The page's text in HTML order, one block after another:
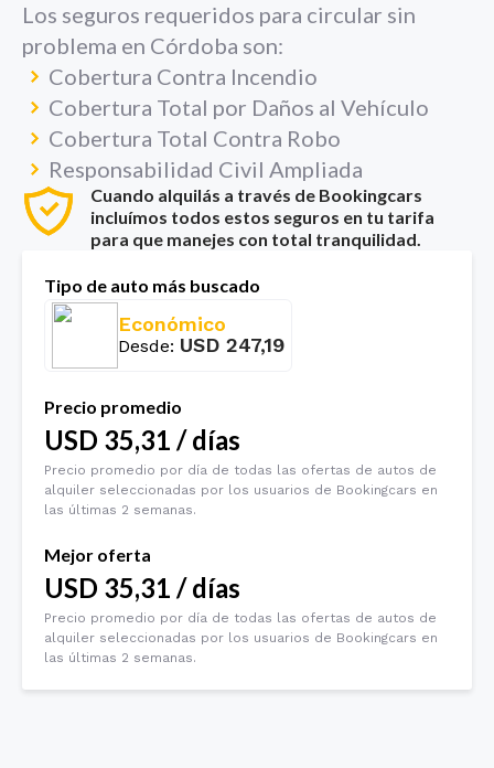
Los seguros requeridos para circular sin
problema en Córdoba son:
Cobertura Contra Incendio
Cobertura Total por Daños al Vehículo
Cobertura Total Contra Robo
Responsabilidad Civil Ampliada
Cuando alquilás a través de Bookingcars
incluímos todos estos seguros en tu tarifa
para que manejes con total tranquilidad.
Tipo de auto más buscado
Económico
Desde: USD 247,19
Precio promedio
USD 35,31 /días
Precio promedio por día de todas las ofertas de autos de
alquiler seleccionadas por los usuarios de Bookingcars en
las últimas 2 semanas.
Mejor oferta
USD 35,31 /días
Precio promedio por día de todas las ofertas de autos de
alquiler seleccionadas por los usuarios de Bookingcars en
las últimas 2 semanas.